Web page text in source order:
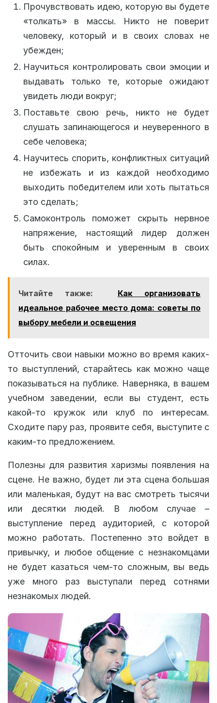
Прочувствовать идею, которую вы будете
«толкать» в массы. Никто не поверит
человеку, который и в своих словах не
убежден;
Научиться контролировать свои эмоции и
выдавать только те, которые ожидают
увидеть люди вокруг;
Поставьте свою речь, никто не будет
слушать запинающегося и неуверенного в
себе человека;
Научитесь спорить, конфликтных ситуаций
не избежать и из каждой необходимо
выходить победителем или хоть пытаться
это сделать;
Самоконтроль поможет скрыть нервное
напряжение, настоящий лидер должен
быть спокойным и уверенным в своих
силах.
Читайте также:
Как организовать
идеальное рабочее место дома: советы по
выбору мебели и освещения
Отточить свои навыки можно во время каких-
то выступлений, старайтесь как можно чаще
показываться на публике. Наверняка, в вашем
учебном заведении, если вы студент, есть
какой-то кружок или клуб по интересам.
Сходите пару раз, проявите себя, выступите с
каким-то предложением.
Полезны для развития харизмы появления на
сцене. Не важно, будет ли эта сцена большая
или маленькая, будут на вас смотреть тысячи
или десятки людей. В любом случае –
выступление перед аудиторией, с которой
можно работать. Постепенно это войдет в
привычку, и любое общение с незнакомцами
не будет казаться чем-то сложным, вы ведь
уже много раз выступали перед сотнями
незнакомых людей.